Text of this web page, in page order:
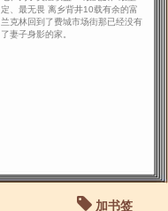
定、最无畏 离乡背井10载有余的富
兰克林回到了费城市场街那已经没有
了妻子身影的家。
加书签